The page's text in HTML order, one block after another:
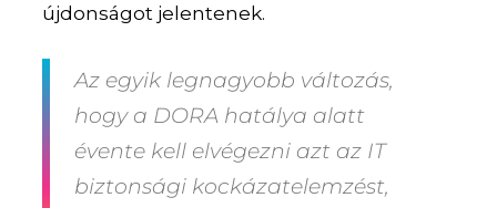
újdonságot jelentenek.
Az egyik legnagyobb változás,
hogy a DORA hatálya alatt
évente kell elvégezni azt az IT
biztonsági kockázatelemzést,